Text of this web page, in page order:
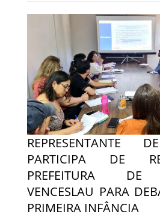
REPRESENTANTE
PARTICIPA DE
PREFEITURA DE
VENCESLAU PARA
PRIMEIRA INFÂNCIA